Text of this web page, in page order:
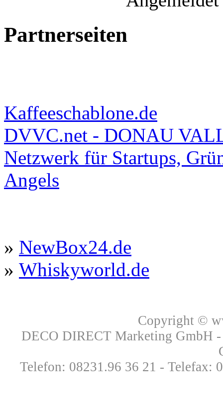
Partnerseiten
Kaffeeschablone.de
DVVC.net - DONAU
Netzwerk für Startups,
Angels
» NewBox24.de
» Whiskyworld.de
Copyright ©
DECO DIRECT Marketing GmbH
Telefon: 08231.96 36 21 - Telefax: